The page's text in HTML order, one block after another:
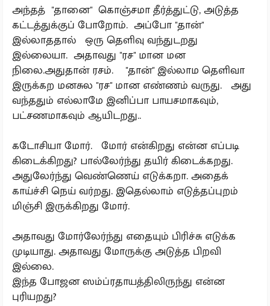
அந்தத் ''தானை'' கொஞ்சமா தீர்த்துட்டு, அடுத்த
கட்டத்துக்குப் போறோம். அப்போ ''தான்''
இல்லாததால் ஒரு தெளிவு வந்துடறது
இல்லையா. அதாவது ''ரச'' மான மன
நிலை.அதுதான் ரசம். ''தான்'' இல்லாம தெளிவா
இருக்கற மனசுல ''ரச'' மான எண்ணம் வருது. அது
வந்ததும் எல்லாமே இனிப்பா பாயசமாகவும்,
பட்சணமாகவும் ஆயிடறது..
கடோசியா மோர். மோர் என்கிறது என்ன எப்படி
கிடைக்கிறது? பால்லேர்ந்து தயிர் கிடைக்கறது.
அதுலேர்ந்து வெண்ணெய் எடுக்கறா. அதைக்
காய்ச்சி நெய் வர்றது. இதெல்லாம் எடுத்தப்புறம்
மிஞ்சி இருக்கிறது மோர்.
அதாவது மோர்லேர்ந்து எதையும் பிரிச்சு எடுக்க
முடியாது. அதாவது மோருக்கு அடுத்த பிறவி
இல்லை.
இந்த போஜன ஸம்ப்ரதாயத்திலிருந்து என்ன
புரியறது?